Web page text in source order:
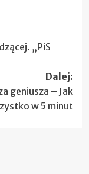
„PiS
Dalej:
geniusza – Jak
w 5 minut